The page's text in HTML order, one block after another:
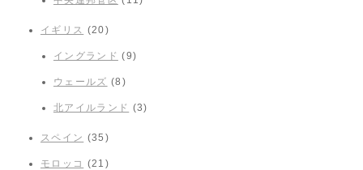
イギリス (20)
イングランド (9)
ウェールズ (8)
北アイルランド (3)
スペイン (35)
モロッコ (21)